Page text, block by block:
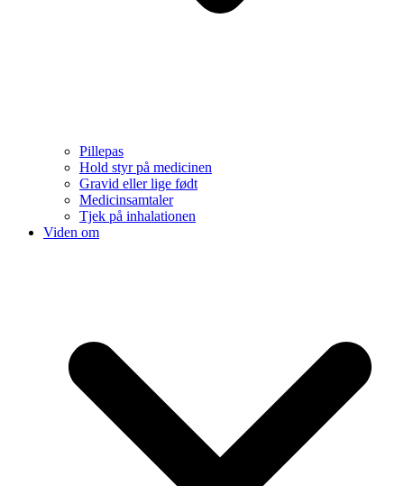
Pillepas
Hold styr på medicinen
Gravid eller lige født
Medicinsamtaler
Tjek på inhalationen
Viden om